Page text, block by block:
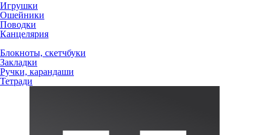
Игрушки
Ошейники
Поводки
Канцелярия
Блокноты, скетчбуки
Закладки
Ручки, карандаши
Тетради